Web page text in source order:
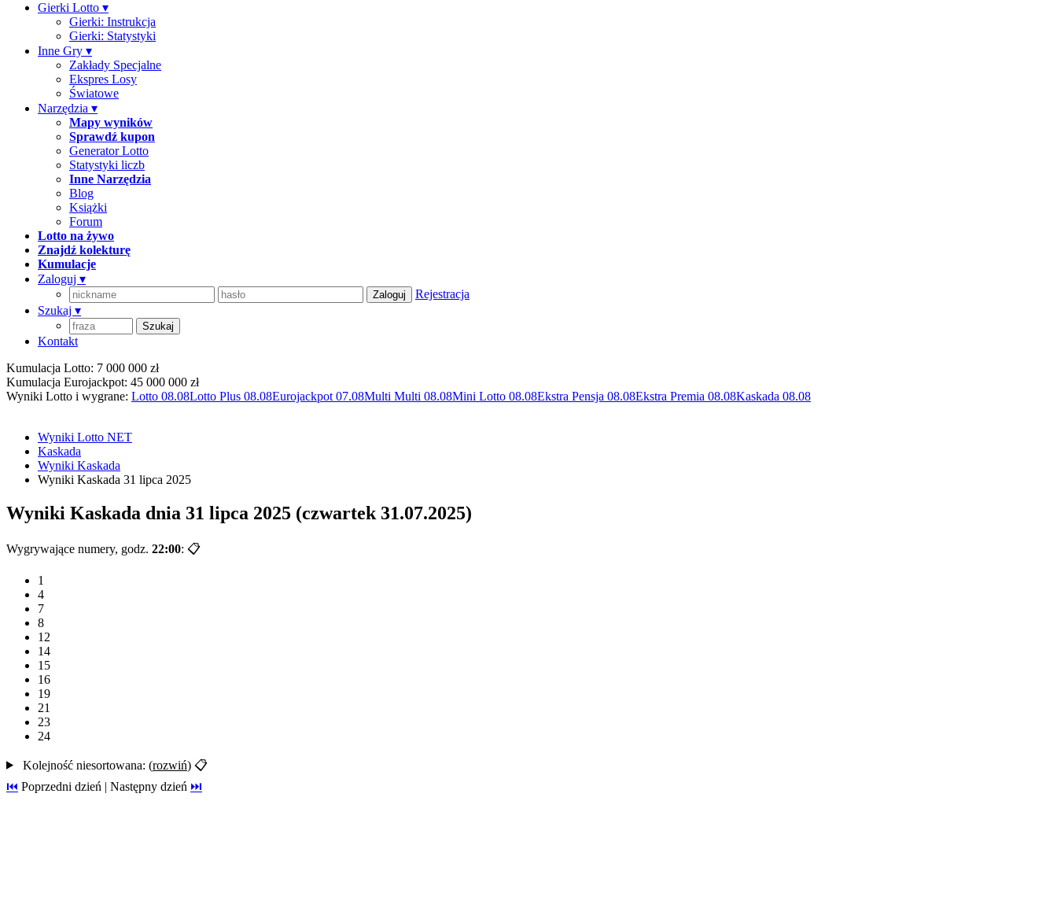
Gierki Lotto ▾
Gierki: Instrukcja
Gierki: Statystyki
Inne Gry ▾
Zakłady Specjalne
Ekspres Losy
Światowe
Narzędzia ▾
Mapy wyników
Sprawdź kupon
Generator Lotto
Statystyki liczb
Inne Narzędzia
Blog
Książki
Forum
Lotto na żywo
Znajdź kolekturę
Kumulacje
Zaloguj ▾
Rejestracja
Szukaj ▾
Kontakt
Kumulacja Lotto: 7 000 000 zł
Kumulacja Eurojackpot: 45 000 000 zł
Wyniki Lotto i wygrane: Lotto 08.08Lotto Plus 08.08Eurojackpot 07.08Multi Multi 08.08Mini Lotto 08.08Ekstra Pensja 08.08Ekstra Premia 08.08Kaskada 08.08
Wyniki Lotto NET
Kaskada
Wyniki Kaskada
Wyniki Kaskada 31 lipca 2025
Wyniki Kaskada dnia 31 lipca 2025 (czwartek 31.07.2025)
Wygrywające numery, godz. 22:00: 📋
1
4
7
8
12
14
15
16
19
21
23
24
Kolejność niesortowana: (rozwiń) 📋
⏮️ Poprzedni dzień | Następny dzień ⏭️